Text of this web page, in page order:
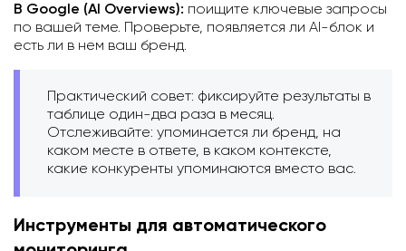
В Google (AI Overviews): поищите ключевые запросы
по вашей теме. Проверьте, появляется ли AI-блок и
есть ли в нем ваш бренд.
Практический совет: фиксируйте результаты в
таблице один-два раза в месяц.
Отслеживайте: упоминается ли бренд, на
каком месте в ответе, в каком контексте,
какие конкуренты упоминаются вместо вас.
Инструменты для автоматического